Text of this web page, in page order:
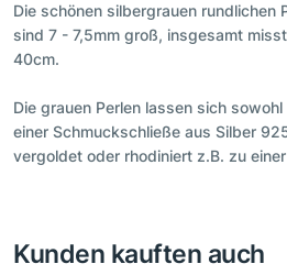
Die schönen silbergrauen rundlichen
sind 7 - 7,5mm groß, insgesamt
40cm.
Die grauen Perlen lassen sich
einer Schmuckschließe aus Silber
vergoldet oder rhodiniert z.B. zu
Kunden kauften auch